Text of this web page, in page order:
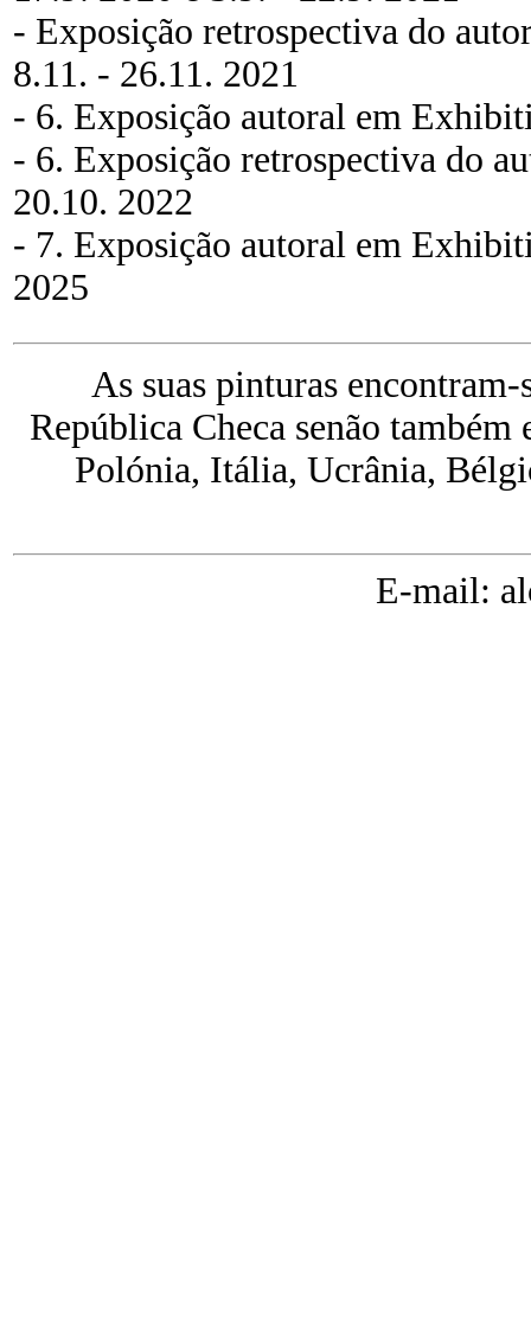
- Exposição retrospectiva do
8.11. - 26.11. 2021
- 6. Exposição autoral em
- 6. Exposição retrospectiva do
20.10. 2022
- 7. Exposição autoral em
2025
As suas pinturas
República Checa senão
Polónia, Itália, Ucrânia,
E-mail: